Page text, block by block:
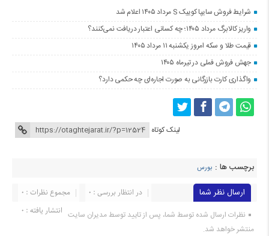
شرایط فروش سایپا کوییک S مرداد ۱۴۰۵ اعلام شد
واریز کالابرگ مرداد ۱۴۰۵؛ چه کسانی اعتبار دریافت نمی‌کنند؟
قیمت طلا و سکه امروز یکشنبه ۱۱ مرداد ۱۴۰۵
جهش فروش فملی در تیرماه ۱۴۰۵
واگذاری کارت بازرگانی به صورت اجاره‌ای چه حکمی دارد؟
لینک کوتاه
برچسب ها : بورس
ارسال نظر شما مجموع نظرات : 0
در انتظار بررسی : 0
انتشار یافته : 0 نظرات ارسال شده توسط شما، پس از تایید توسط مدیران سایت
منتشر خواهد شد.